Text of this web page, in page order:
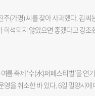
혔다. 의회는 현재까지 신청사 건립
회적 손실이 불가피하다고 주장했
재정 부담도 가중될 수 있다는 것
오후 6시 30분에 개최했다. 1985년
존 구조물이 만드는 그늘도 내야
형성된다. 이 때문에 해질녘에도
년 9월에는 9월 14일과 15일, 17
도 했다. 반면 서울시 구로구 고척스
관리하는 서울시설공단은 관중석
로 유지하고 있다. 덕분에 올 여름
대부분 마감 작업이 끝나지 않은
계획된 일정을 맞추기 어려운 수
다. 그러나 예식장 측은 최근 “애초
하는 중이다. 결국 공사 지연으로
드러내고 있다. 예식장 측은 금
(가명) 씨를 찾아 사과했다. 김 씨
희석되지 않았으면 좋겠다고 강조
은 당 소속 서범수 의원이 진 의원을
기 위해 부산을 찾았다고 밝혔다.
전하는 것이 맞다고 생각했다”고
름 축제 ‘수(水)퍼페스티벌’을 연
을 취소한 바 있다. 6일 밀양시에